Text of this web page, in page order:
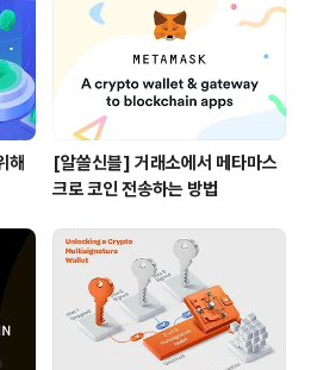
모든 암호화폐 자산
하는 무허가 머니 마
..
해
[알쓸신블] 거래소에서 메타마스
크로 코인 전송하는 방법